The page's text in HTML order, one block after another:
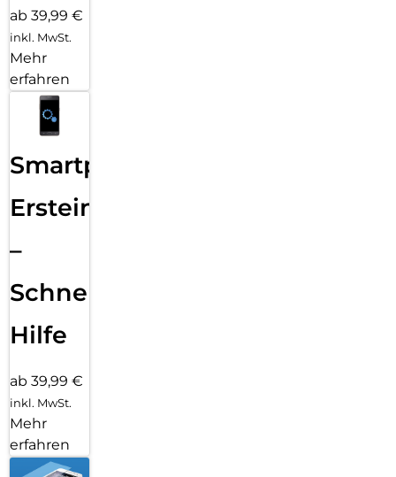
ab 39,99 €
inkl. MwSt.
Mehr
erfahren
Smartphone
Ersteinrichtung
–
Schnelle
Hilfe
ab 39,99 €
inkl. MwSt.
Mehr
erfahren